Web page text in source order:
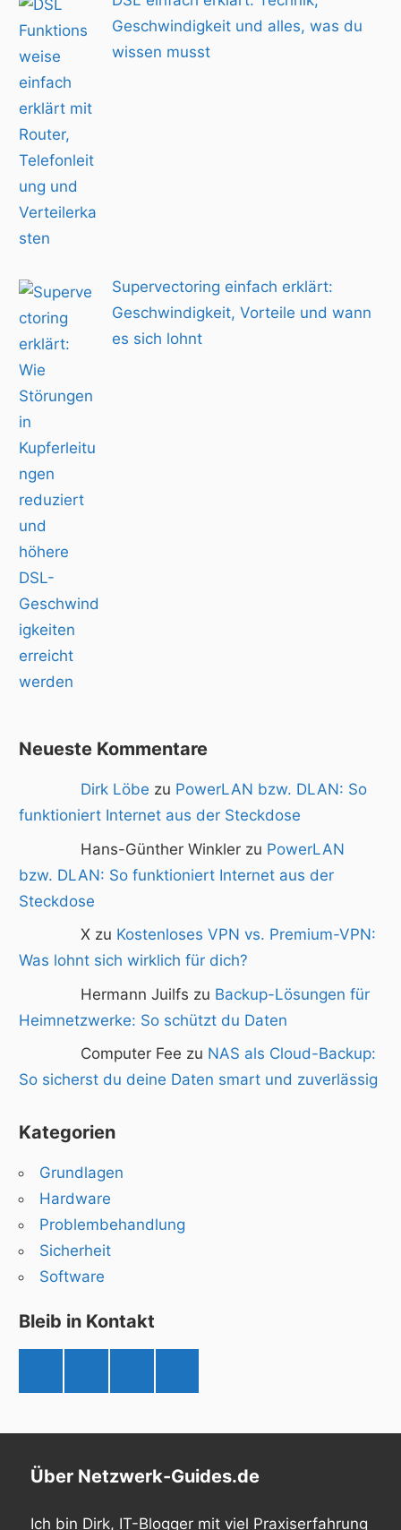
Geschwindigkeit und alles, was du
wissen musst
Supervectoring einfach erklärt:
Geschwindigkeit, Vorteile und wann
es sich lohnt
Neueste Kommentare
Dirk Löbe zu PowerLAN bzw. DLAN: So
funktioniert Internet aus der Steckdose
Hans-Günther Winkler zu PowerLAN
bzw. DLAN: So funktioniert Internet aus der
Steckdose
X zu Kostenloses VPN vs. Premium-VPN:
Was lohnt sich wirklich für dich?
Hermann Juilfs zu Backup-Lösungen für
Heimnetzwerke: So schützt du Daten
Computer Fee zu NAS als Cloud-Backup:
So sicherst du deine Daten smart und zuverlässig
Kategorien
Grundlagen
Hardware
Problembehandlung
Sicherheit
Software
Bleib in Kontakt
Über Netzwerk-Guides.de
Ich bin Dirk, IT-Blogger mit viel Praxiserfahrung